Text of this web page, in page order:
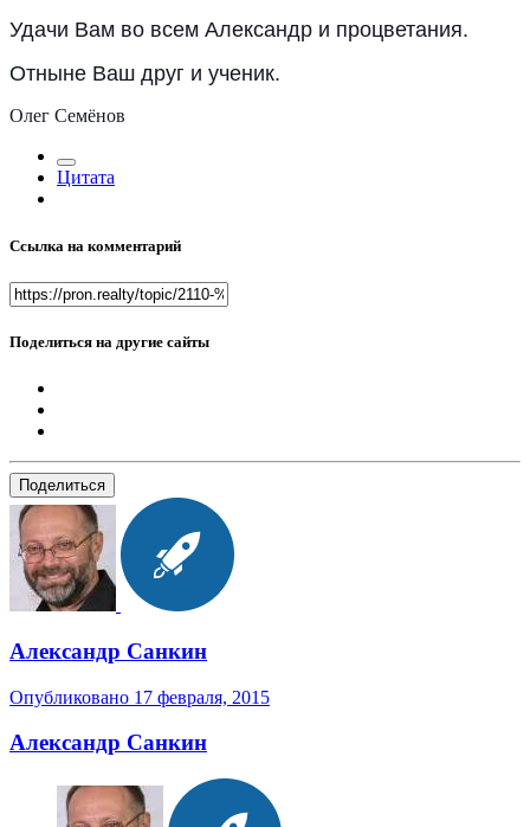
Удачи Вам во всем Александр и процветания.
Отныне Ваш друг и ученик.
Олег Семёнов
Цитата
Ссылка на комментарий
Поделиться на другие сайты
Поделиться
Александр Санкин
Опубликовано 17 февраля, 2015
Александр Санкин